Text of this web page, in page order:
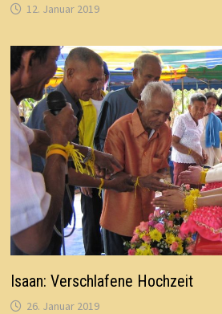
12. Januar 2019
Isaan: Verschlafene Hochzeit
26. Januar 2019